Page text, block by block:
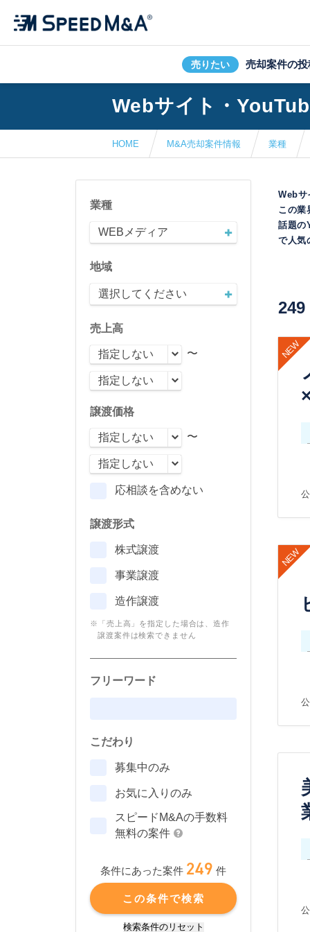
売りたい 売却案件の投
Webサイト・
HOME M&A売却案件情報 業種
業種
WEBメディア
地域
選択してください
売上高
〜
譲渡価格
〜
応相談を含めない
譲渡形式
株式譲渡
事業譲渡
造作譲渡
※「売上高」を指定した場合は、造作
譲渡案件は検索できません
フリーワード
こだわり
募集中のみ
お気に入りのみ
スピードM&Aの手数料
無料の案件
条件にあった案件 249 件
この条件で検索
検索条件のリセット
Webサ
この業
話題の
で人気
249